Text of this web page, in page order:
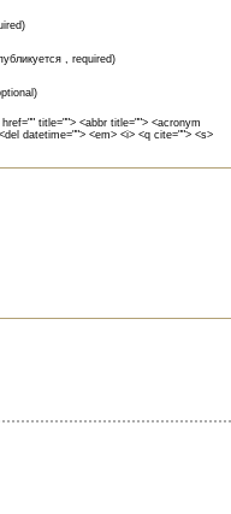
, required)
title=""> <abbr title=""> <acronym
datetime=""> <em> <i> <q cite=""> <s>